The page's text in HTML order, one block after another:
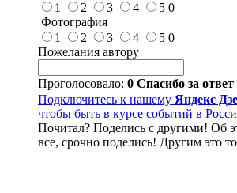
1
2 3 4 5 0
Фотография
1
2 3 4 5 0
Пожелания автору
Проголосовало: 0 Спасибо за ответ
Подключитесь к нашему Яндекс
чтобы быть в курсе событий в
Почитал? Поделись с другими! Об
все, срочно поделись! Другим это